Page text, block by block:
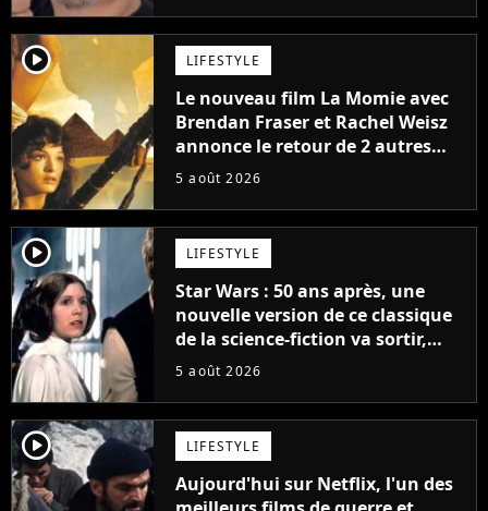
player2 LIFESTYLE
Le nouveau film La Momie avec
Brendan Fraser et Rachel Weisz
annonce le retour de 2 autres
personnages emblématiques de
5 août 2026
player2 LIFESTYLE
Star Wars : 50 ans après, une
nouvelle version de ce classique
de la science-fiction va sortir,
mais on ne la verra jamais en
5 août 2026
player2 LIFESTYLE
Aujourd'hui sur Netflix, l'un des